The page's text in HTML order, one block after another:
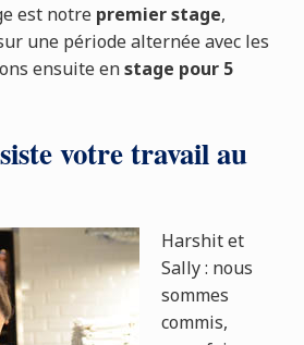
est notre premier stage,
une période alternée avec les
ensuite enstage pour 5
votre travail au
Harshit et
Sally : nous
sommes
commis,